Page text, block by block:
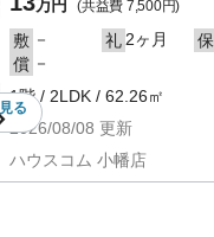
見る
万円 (共益費 7,500円)
敷 － 礼 2ヶ月 保
償 －
1階 / 2LDK / 62.26㎡
2026/08/08 更新
ハウスコム 小幡店